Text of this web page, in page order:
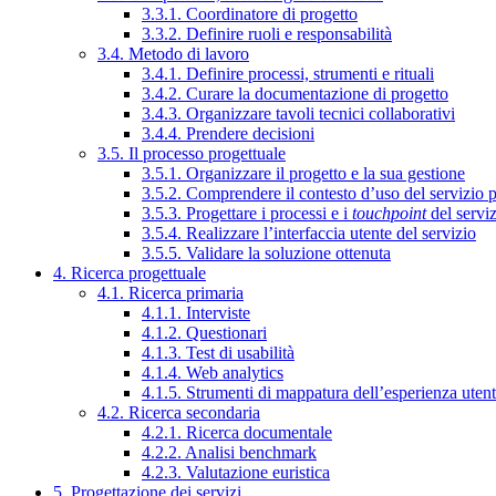
3.3.1. Coordinatore di progetto
3.3.2. Definire ruoli e responsabilità
3.4. Metodo di lavoro
3.4.1. Definire processi, strumenti e rituali
3.4.2. Curare la documentazione di progetto
3.4.3. Organizzare tavoli tecnici collaborativi
3.4.4. Prendere decisioni
3.5. Il processo progettuale
3.5.1. Organizzare il progetto e la sua gestione
3.5.2. Comprendere il contesto d’uso del servizio
3.5.3. Progettare i processi e i touchpointdel
3.5.4. Realizzare l’interfaccia utente del servizio
3.5.5. Validare la soluzione ottenuta
4. Ricerca progettuale
4.1. Ricerca primaria
4.1.1. Interviste
4.1.2. Questionari
4.1.3. Test di usabilità
4.1.4. Web analytics
4.1.5. Strumenti di mappatura dell’esperienza
4.2. Ricerca secondaria
4.2.1. Ricerca documentale
4.2.2. Analisi benchmark
4.2.3. Valutazione euristica
5. Progettazione dei servizi